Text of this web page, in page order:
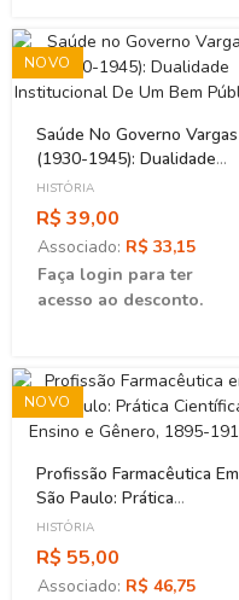
NOVO
Saúde No Governo Vargas
(1930-1945): Dualidade
Institucional De Um Bem
Público
HISTÓRIA
R$ 39,00
Associado: R$ 33,15
Faça login para ter
acesso ao desconto.
NOVO
Profissão Farmacêutica Em
São Paulo: Prática
Científica, Ensino E
Gênero, 1895-1917
HISTÓRIA
R$ 55,00
Associado: R$ 46,75